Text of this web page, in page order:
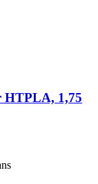
HTPLA, 1,75